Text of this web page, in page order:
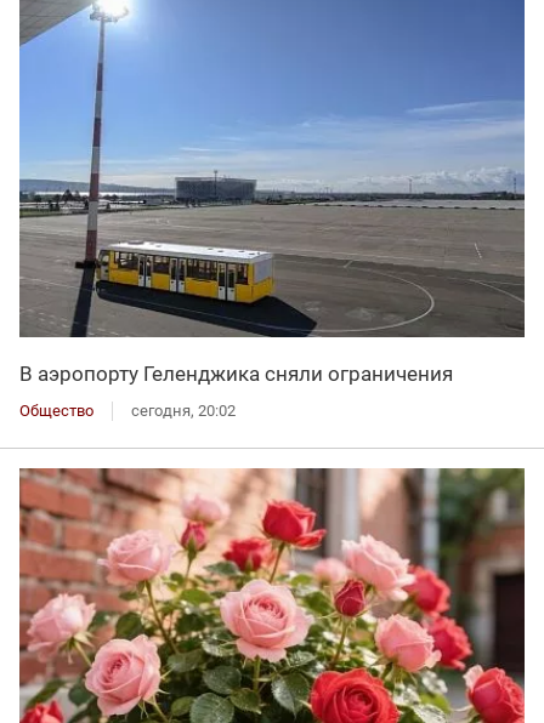
В аэропорту Геленджика сняли ограничения
Общество сегодня, 20:02